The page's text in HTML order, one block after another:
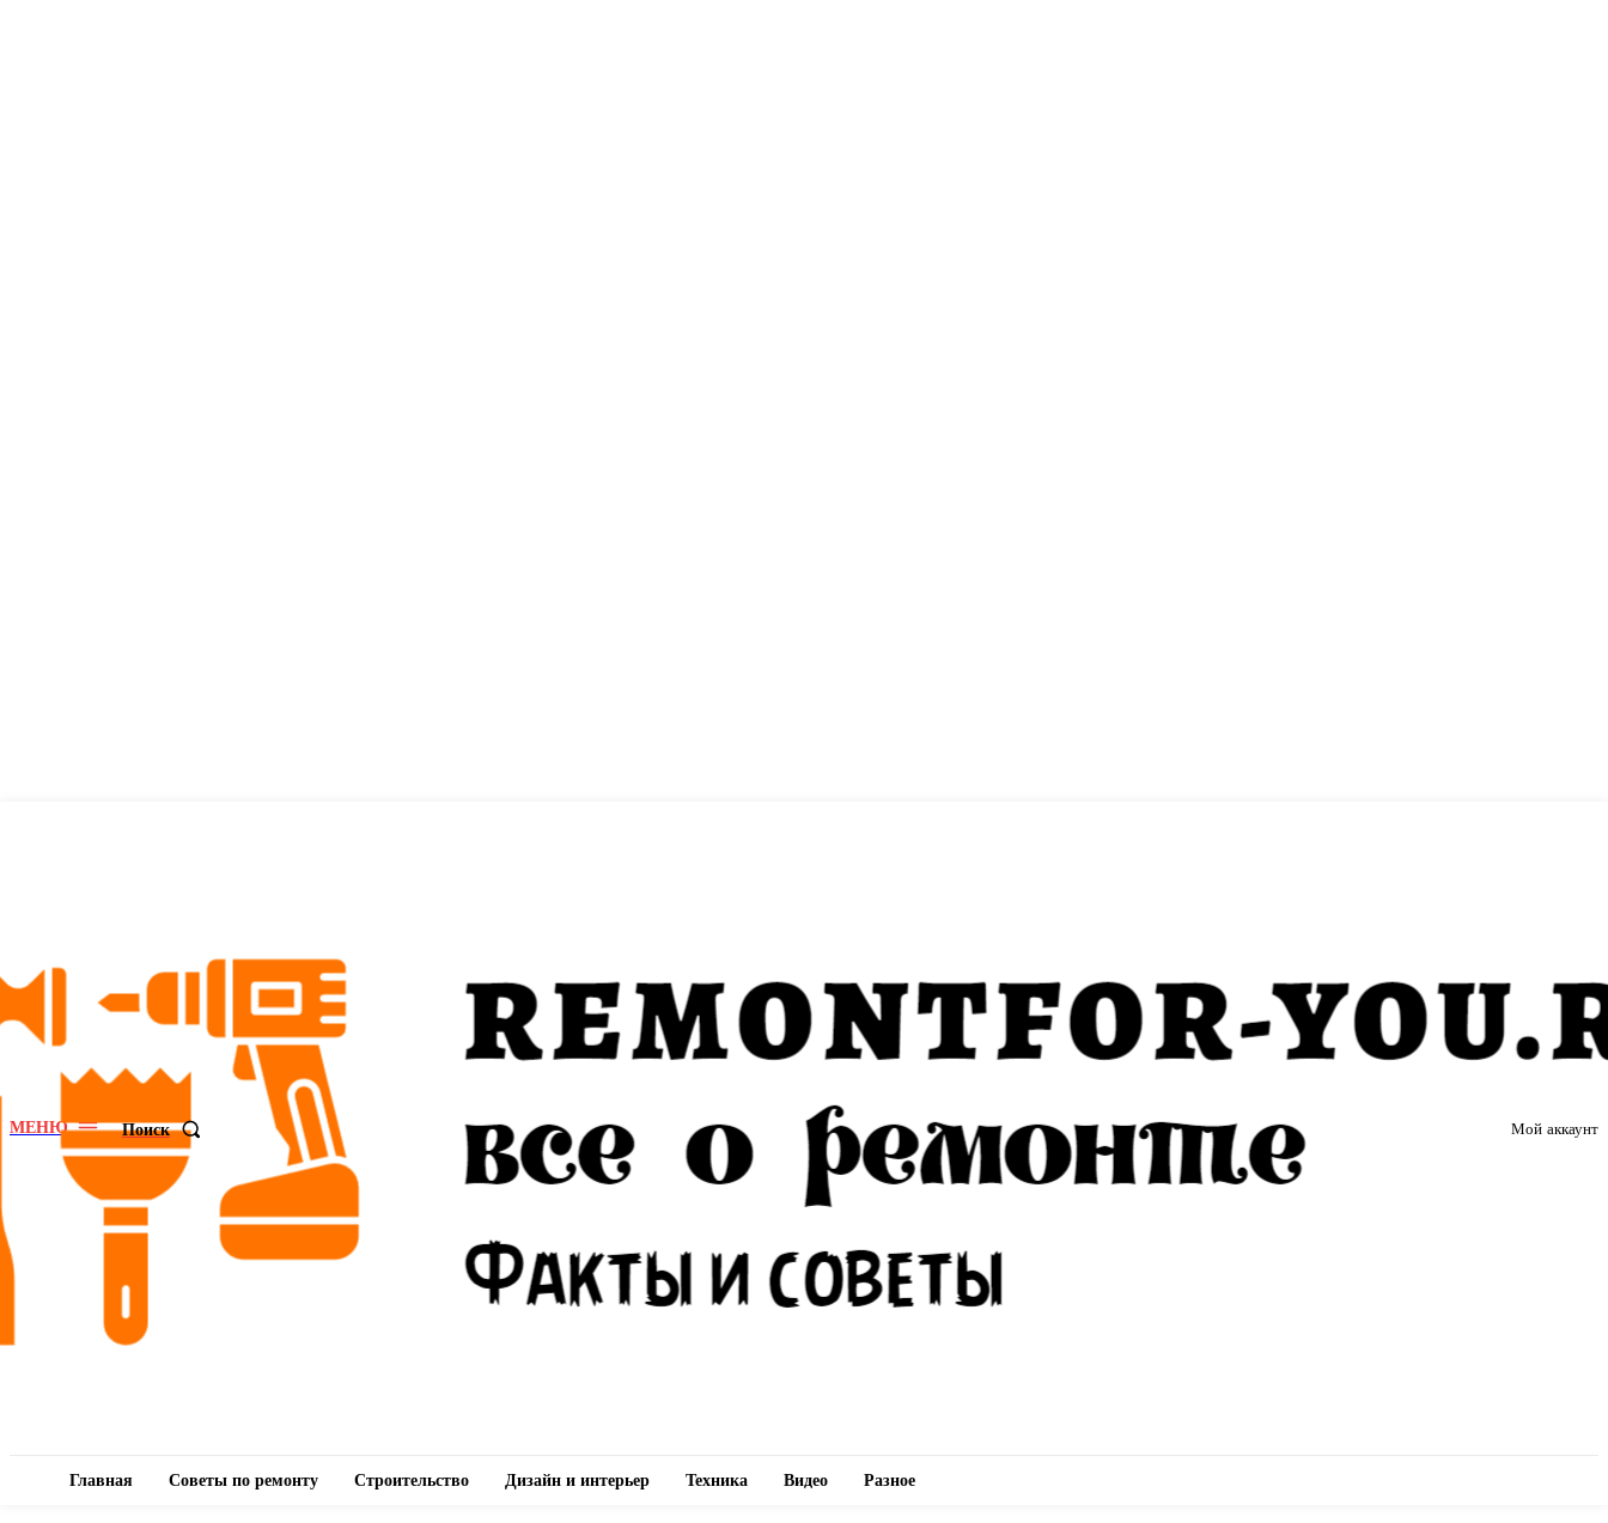
МЕНЮ Поиск Мой аккаунт
Главная Советы по ремонту Строительство Дизайн и интерьер Техника Видео Разное